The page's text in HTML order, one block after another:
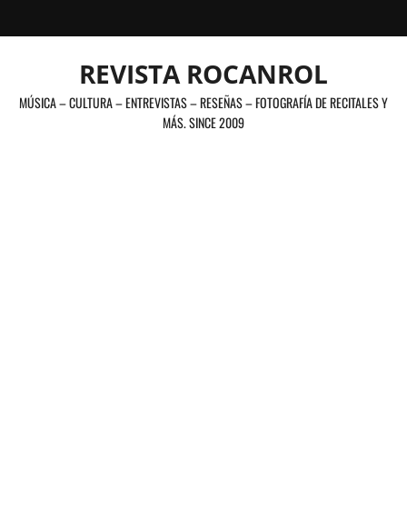
al
REVISTA ROCANROL
MÚSICA – CULTURA – ENTREVISTAS – RESEÑAS – FOTOGRAFÍA DE RECITALES Y
MÁS. SINCE 2009